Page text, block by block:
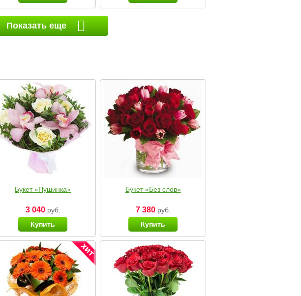
Показать еще
Букет «Пушинка»
3 040руб.
Купить
Букет «Без слов»
7 380руб.
Купить